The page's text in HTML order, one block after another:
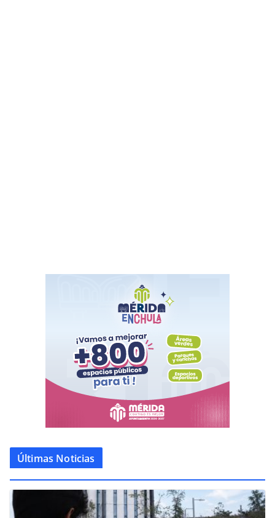
Últimas Noticias